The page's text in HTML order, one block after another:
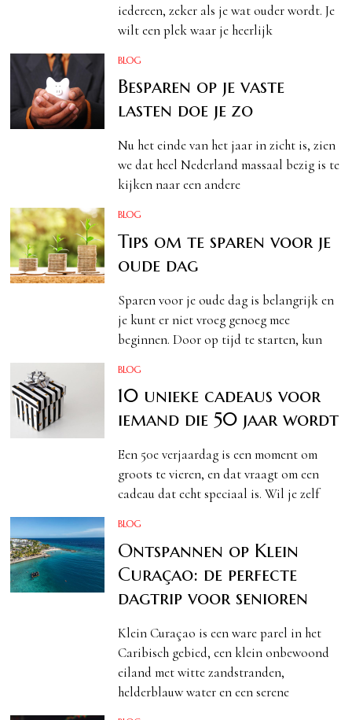
iedereen, zeker als je wat ouder wordt. Je
wilt een plek waar je heerlijk
BLOG
Besparen op je vaste
lasten doe je zo
Nu het einde van het jaar in zicht is, zien
we dat heel Nederland massaal bezig is te
kijken naar een andere
BLOG
Tips om te sparen voor je
oude dag
Sparen voor je oude dag is belangrijk en
je kunt er niet vroeg genoeg mee
beginnen. Door op tijd te starten, kun
BLOG
10 unieke cadeaus voor
iemand die 50 jaar wordt
Een 50e verjaardag is een moment om
groots te vieren, en dat vraagt om een
cadeau dat echt speciaal is. Wil je zelf
BLOG
Ontspannen op Klein
Curaçao: de perfecte
dagtrip voor senioren
Klein Curaçao is een ware parel in het
Caribisch gebied, een klein onbewoond
eiland met witte zandstranden,
helderblauw water en een serene